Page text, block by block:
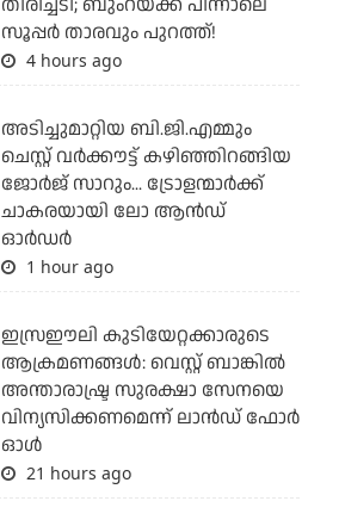
സൂപ്പര്‍ താരവും പുറത്ത്!
4 hours ago
അടിച്ചുമാറ്റിയ ബി.ജി.എമ്മും
ചെസ്റ്റ് വര്‍ക്കൗട്ട് കഴിഞ്ഞിറങ്ങിയ
ജോര്‍ജ് സാറും... ട്രോളന്മാര്‍ക്ക്
ചാകരയായി ലോ ആന്‍ഡ്
ഓര്‍ഡര്‍
1 hour ago
ഇസ്രഈലി കുടിയേറ്റക്കാരുടെ
ആക്രമണങ്ങള്‍: വെസ്റ്റ് ബാങ്കില്‍
അന്താരാഷ്ട്ര സുരക്ഷാ സേനയെ
വിന്യസിക്കണമെന്ന് ലാന്‍ഡ് ഫോര്‍
ഓള്‍
21 hours ago